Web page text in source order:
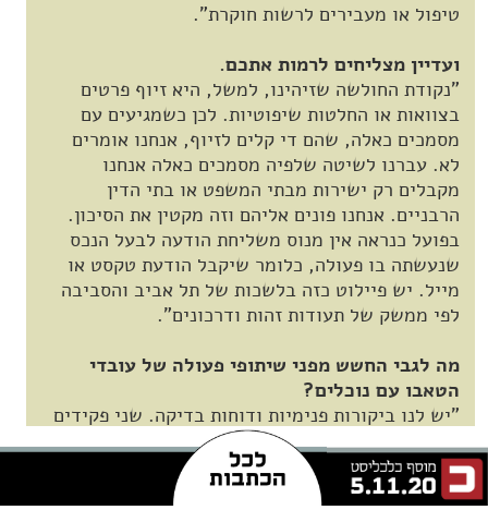
טיפול או מעבירים לרשות חוקרת".
ועדיין מצליחים לרמות אתכם.
"נקודת החולשה שזיהינו, למשל, היא זיוף פרטים
בצוואות או החלטות שיפוטיות. לכן כשמגיעים עם
מסמכים כאלה, שהם די קלים לזיוף, אנחנו אומרים
לא. עברנו לשיטה שלפיה מסמכים כאלה אנחנו
מקבלים רק ישירות מבתי המשפט או בתי הדין
הרבניים. אנחנו פונים אליהם וזה מקטין את הסיכון.
בפועל כנראה אין מנוס משליחת הודעה לבעל הנכס
שנעשתה בו פעולה, כלומר שיקבל הודעת טקסט או
מייל. יש פיילוט כזה בלשכות של תל אביב והסביבה
לפי ממשק של תעודות זהות ודרכונים".
מה לגבי החשש מפני שיתופי פעולה של עובדי
הטאבו עם נוכלים?
"יש לנו ביקורות פנימיות ודוחות בדיקה. שני פקידים
נדרשים לאשר העברת בעלות, למשל. אבל בכנות, יש
הרבה מידע זמין לציבור גם ככה. כל אחד יכול להוציא
נסח טאבו ולקבל גישה לפנקס רישום המקרקעין דרך